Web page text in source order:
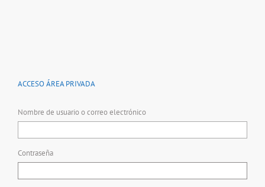
ACCESO ÁREA PRIVADA
Nombre de usuario o correo electrónico
Contraseña